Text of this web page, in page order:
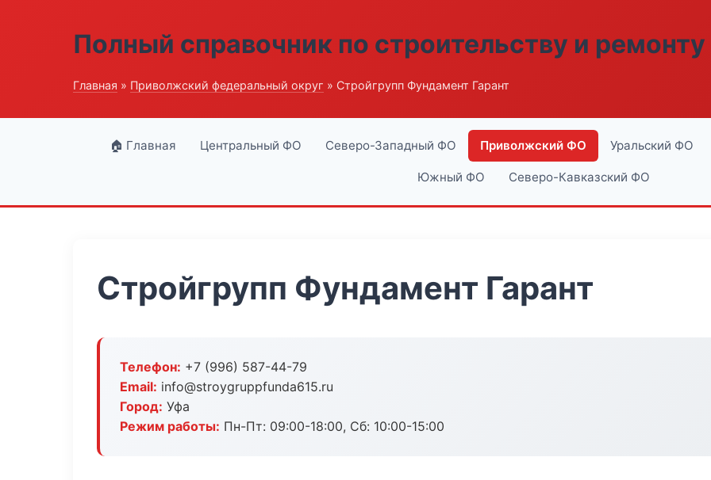
Полный справочник по строительству и ремонту
Главная » Приволжский федеральный округ » Стройгрупп Фундамент Гарант
🏠 Главная Центральный ФО Северо-Западный ФО Приволжский ФО Уральский ФО
Южный ФО Северо-Кавказский ФО
Стройгрупп Фундамент Гарант
Телефон: +7 (996) 587-44-79
Email: info@stroygruppfunda615.ru
Город: Уфа
Режим работы: Пн-Пт: 09:00-18:00, Сб: 10:00-15:00